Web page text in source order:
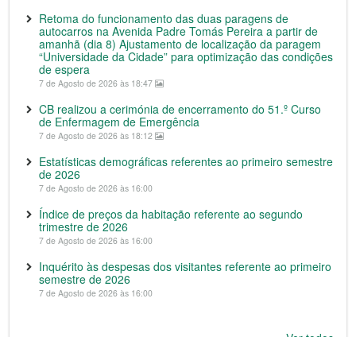
Retoma do funcionamento das duas paragens de
autocarros na Avenida Padre Tomás Pereira a partir de
amanhã (dia 8) Ajustamento de localização da paragem
“Universidade da Cidade” para optimização das condições
de espera
7 de Agosto de 2026 às 18:47
CB realizou a cerimónia de encerramento do 51.º Curso
de Enfermagem de Emergência
7 de Agosto de 2026 às 18:12
Estatísticas demográficas referentes ao primeiro semestre
de 2026
7 de Agosto de 2026 às 16:00
Índice de preços da habitação referente ao segundo
trimestre de 2026
7 de Agosto de 2026 às 16:00
Inquérito às despesas dos visitantes referente ao primeiro
semestre de 2026
7 de Agosto de 2026 às 16:00